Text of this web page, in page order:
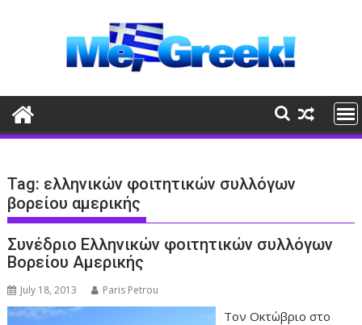
Tag: ελληνικών φοιτητικών συλλόγων
βορείου αμερικής
Συνέδριο Ελληνικών φοιτητικών συλλόγων
Βορείου Αμερικής
July 18, 2013 Paris Petrou
Τον Οκτώβριο στο